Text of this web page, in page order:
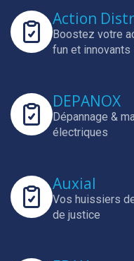
Action
Boostez votre
fun et innovants
DEPANOX
Dépannage &
électriques
Auxial
Vos huissiers
de justice